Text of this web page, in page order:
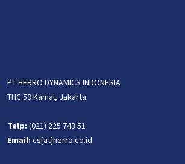
PT HERRO DYNAMICS INDONESIA
THC 59 Kamal, Jakarta
Telp: (021) 225 743 51
Email: cs[at]herro.co.id